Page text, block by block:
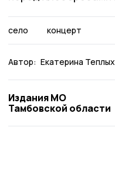
село концерт
Автор: Екатерина Теплых
Издания МО
Тамбовской области